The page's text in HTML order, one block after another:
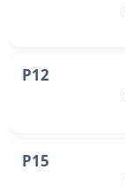
P12
P15